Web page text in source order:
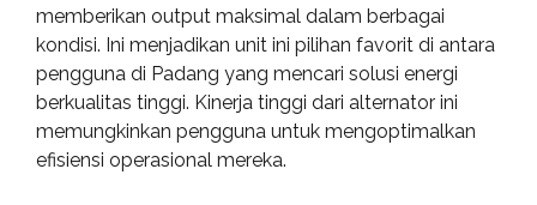
memberikan output maksimal dalam berbagai
kondisi. Ini menjadikan unit ini pilihan favorit di antara
pengguna di Padang yang mencari solusi energi
berkualitas tinggi. Kinerja tinggi dari alternator ini
memungkinkan pengguna untuk mengoptimalkan
efisiensi operasional mereka.